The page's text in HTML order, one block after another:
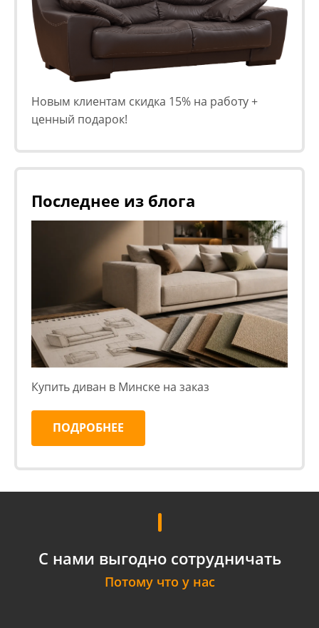
Новым клиентам скидка 15% на работу +
ценный подарок!
Последнее из блога
Купить диван в Минске на заказ
ПОДРОБНЕЕ
С нами выгодно сотрудничать
Потому что у нас